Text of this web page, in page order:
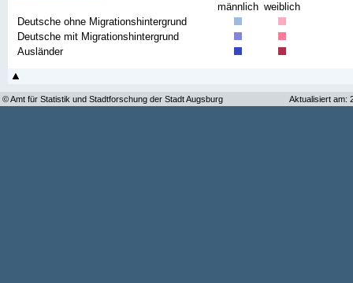
männlich weiblich
Deutsche ohne Migrationshintergrund
Deutsche mit Migrationshintergrund
Ausländer
© Amt für Statistik und Stadtforschung der Stadt Augsburg Aktualisiert am: